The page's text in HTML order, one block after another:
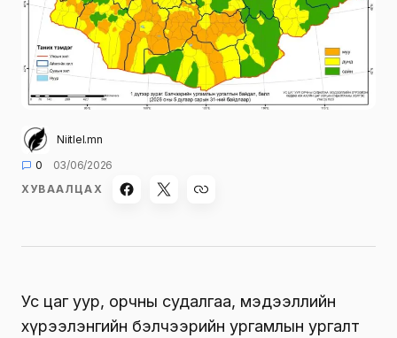
Niitlel.mn
0
03/06/2026
ХУВААЛЦАХ
Ус цаг уур, орчны судалгаа, мэдээллийн
хүрээлэнгийн бэлчээрийн ургамлын ургалт